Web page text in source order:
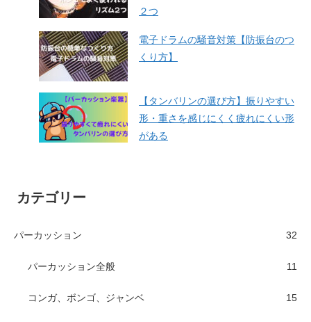
２つ
電子ドラムの騒音対策【防振台のつ
くり方】
【タンバリンの選び方】振りやすい
形・重さを感じにくく疲れにくい形
がある
カテゴリー
パーカッション 32
パーカッション全般 11
コンガ、ボンゴ、ジャンベ 15